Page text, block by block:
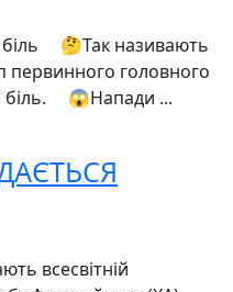
⠀ 🤔Так називають
первинного головного
⠀ 😱Напади ...
всесвітній